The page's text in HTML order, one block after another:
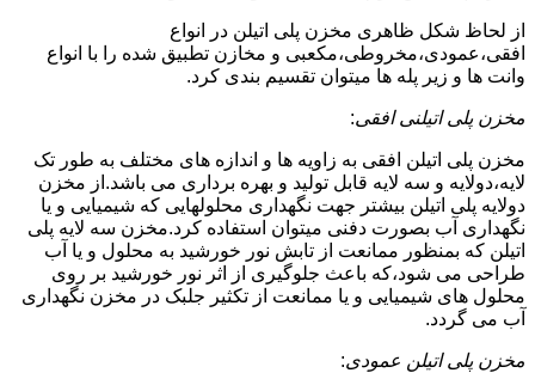
از لحاظ شکل ظاهری مخزن پلی اتیلن در انواع
افقی،عمودی،مخروطی،مکعبی و مخازن تطبیق شده را با انواع
وانت ها و زیر پله ها میتوان تقسیم بندی کرد.
مخزن پلی اتیلنی افقی:
مخزن پلی اتیلن افقی به زاویه ها و اندازه های مختلف به طور تک
لایه،دولایه و سه لایه قابل تولید و بهره برداری می باشد.از مخزن
دولایه پلی اتیلن بیشتر جهت نگهداری محلولهایی که شیمیایی و یا
نگهداری آب بصورت دفنی میتوان استفاده کرد.مخزن سه لایه پلی
اتیلن که بمنظور ممانعت از تابش نور خورشید به محلول و یا آب
طراحی می شود،که باعث جلوگیری از اثر نور خورشید بر روی
محلول های شیمیایی و یا ممانعت از تکثیر جلبک در مخزن نگهداری
آب می گردد.
مخزن پلی اتیلن عمودی: